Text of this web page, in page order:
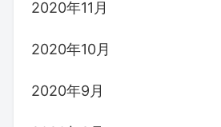
2020年11月
2020年10月
2020年9月